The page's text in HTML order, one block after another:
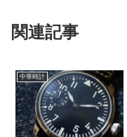
関連記事
中華時計